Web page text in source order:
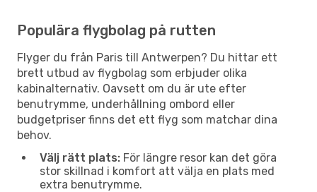
Populära flygbolag på rutten
Flyger du från Paris till Antwerpen? Du hittar ett
brett utbud av flygbolag som erbjuder olika
kabinalternativ. Oavsett om du är ute efter
benutrymme, underhållning ombord eller
budgetpriser finns det ett flyg som matchar dina
behov.
Välj rätt plats: För längre resor kan det göra
stor skillnad i komfort att välja en plats med
extra benutrymme.